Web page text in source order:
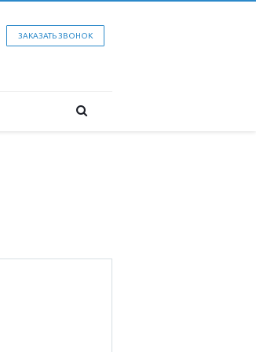
ЗАКАЗАТЬ ЗВОНОК